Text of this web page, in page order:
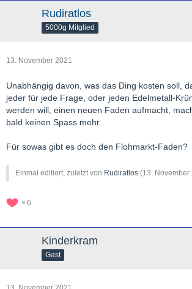
Rudiratlos
5000g Mitglied
13. November 2021
Unabhängig davon, was das Ding kosten soll,
jeder für jede Frage, oder jeden Edelmetall-
werden will, einen neuen Faden aufmacht,
bald keinen Spass mehr.
Für sowas gibt es doch den Flohmarkt-Faden?
Einmal editiert, zuletzt von Rudiratlos (13. November
6
Kinderkram
Gast